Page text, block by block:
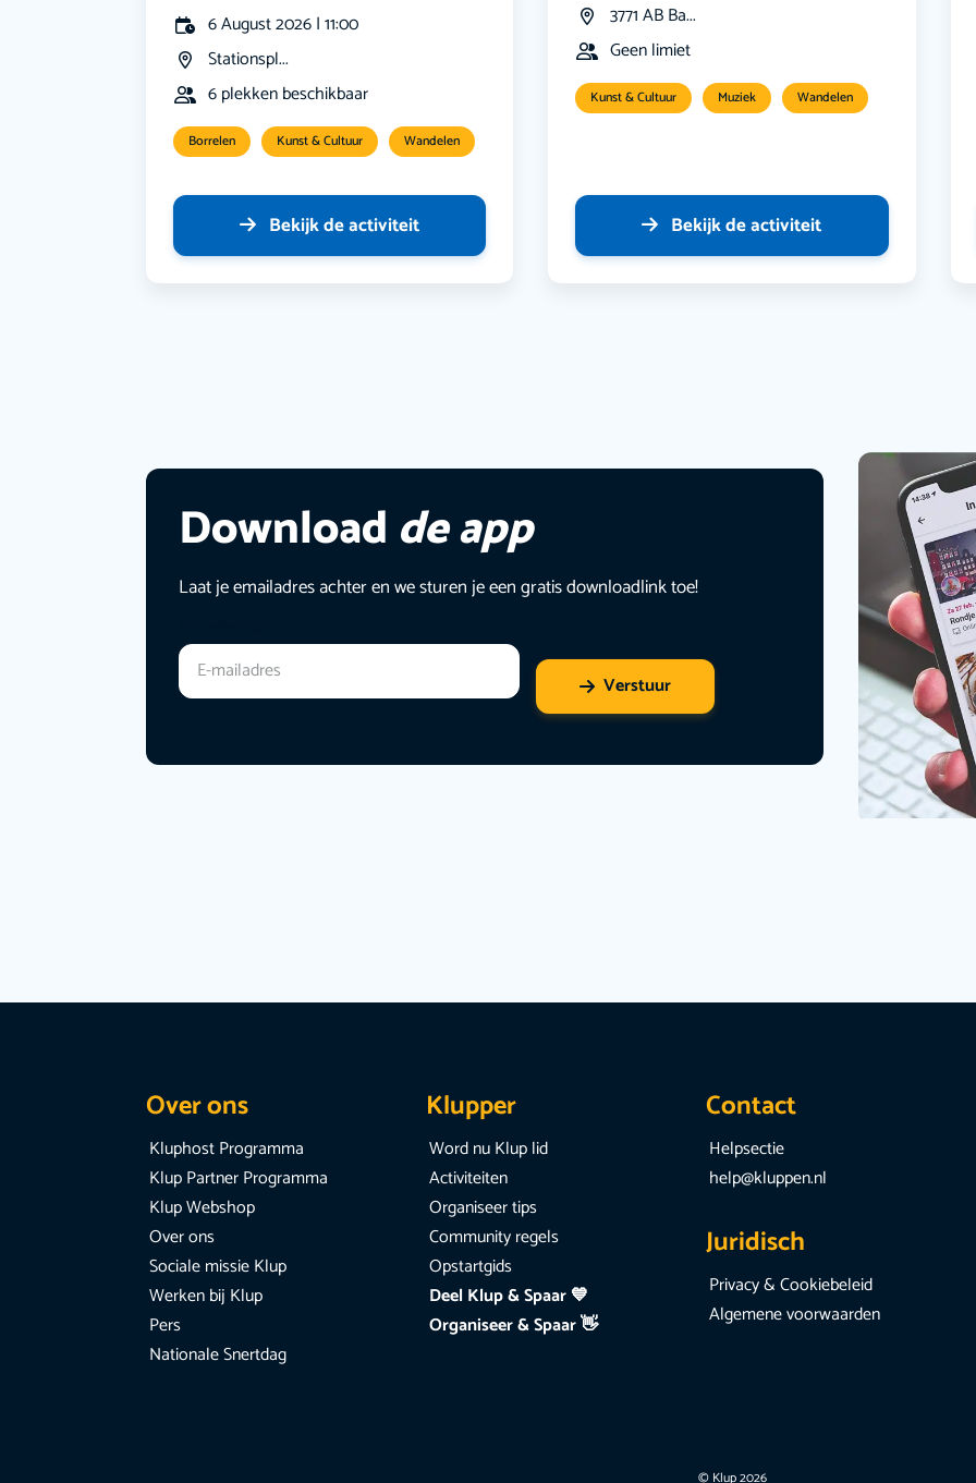
6 August 2026 | 11:00
Stationspl...
6 plekken beschikbaar
Borrelen Kunst & Cultuur Wandelen
Bekijk de activiteit
3771 AB Ba...
Geen limiet
Kunst & Cultuur Muziek Wandelen
Bekijk de activiteit
Download de app
Laat je emailadres achter en we sturen je een gratis downloadlink toe!
Verstuur
Over ons
Kluphost Programma
Klup Partner Programma
Klup Webshop
Over ons
Sociale missie Klup
Werken bij Klup
Pers
Nationale Snertdag
Klupper
Word nu Klup lid
Activiteiten
Organiseer tips
Community regels
Opstartgids
Deel Klup & Spaar 💙
Organiseer & Spaar 👋
Contact
Helpsectie
help@kluppen.nl
Juridisch
Privacy & Cookiebeleid
Algemene voorwaarden
© Klup 2026